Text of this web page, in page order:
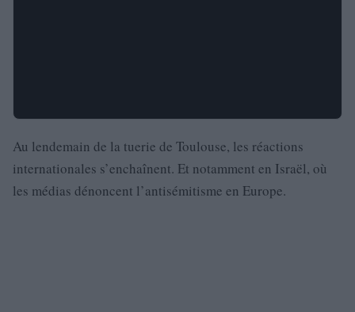
Au lendemain de la tuerie de Toulouse, les réactions
internationales s’enchaînent. Et notamment en Israël, où
les médias dénoncent l’antisémitisme en Europe.